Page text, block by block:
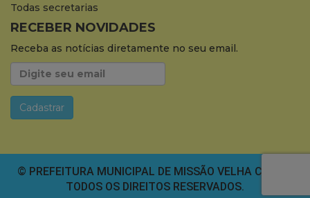
Todas secretarias
RECEBER NOVIDADES
Receba as notícias diretamente no seu email.
© PREFEITURA MUNICIPAL DE MISSÃO VELHA CEARÁ.
TODOS OS DIREITOS RESERVADOS.